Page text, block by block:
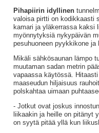
Pihapiirin idyllinen
valoisa pirtti on kodikkaasti
kamari ja yläkerrassa kaksi
myönnytyksiä nykypäivän
pesuhuoneen pyykkikone ja
Mikäli sähkösaunan lämpo
muutaman sadan metrin
vapaassa käytössä.
maaseudun hiljaisuus
polskahtaa uimaan
- Jotkut ovat joskus
liikaakin ja heille on pitänyt
on syytä pitää yllä kun